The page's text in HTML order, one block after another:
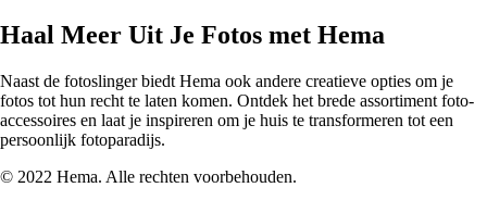
Haal Meer Uit Je Fotos met Hema
Naast de fotoslinger biedt Hema ook andere creatieve opties om je
fotos tot hun recht te laten komen. Ontdek het brede assortiment foto-
accessoires en laat je inspireren om je huis te transformeren tot een
persoonlijk fotoparadijs.
© 2022 Hema. Alle rechten voorbehouden.